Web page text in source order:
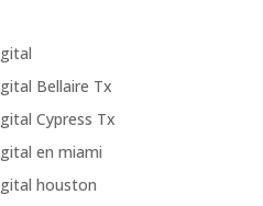
Bellaire Tx
Cypress Tx
en miami
houston